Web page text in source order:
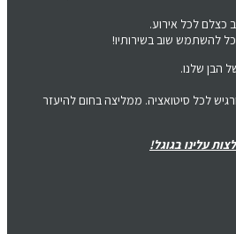
כצלם לכל אירוע.
להשתמש שוב בשירותיו!
הבן שלנו.
לכל סיטואציה. ממליצה בחום להיעזר